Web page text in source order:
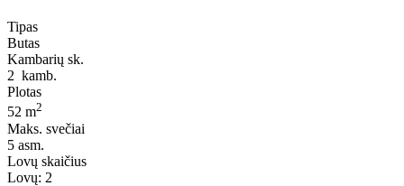
Tipas
Butas
Kambarių sk.
2 kamb.
Plotas
52 m2
Maks. svečiai
5 asm.
Lovų skaičius
Lovų: 2